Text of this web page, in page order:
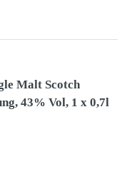
Malt Scotch
43% Vol, 1 x 0,7l